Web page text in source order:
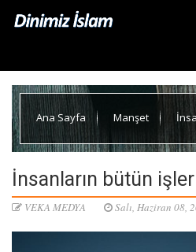
Ana Sayfa Manşet
İnsanların bütün
VEKA MEDYA Salı, Haziran 08,